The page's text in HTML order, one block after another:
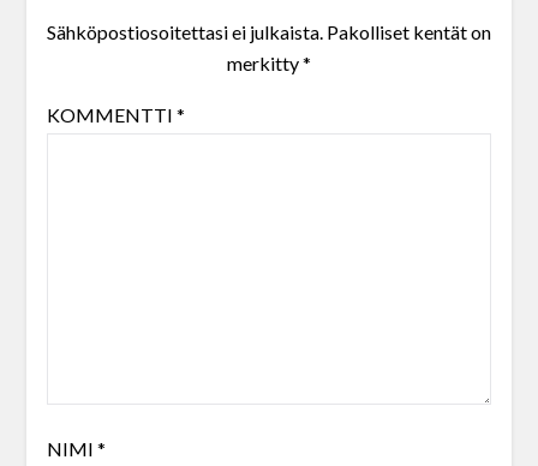
Sähköpostiosoitettasi ei julkaista. Pakolliset kentät on
merkitty*
KOMMENTTI *
NIMI *